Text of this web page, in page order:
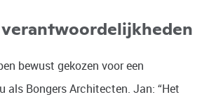
bewust gekozen voor een
als Bongers Architecten. Jan: “Het